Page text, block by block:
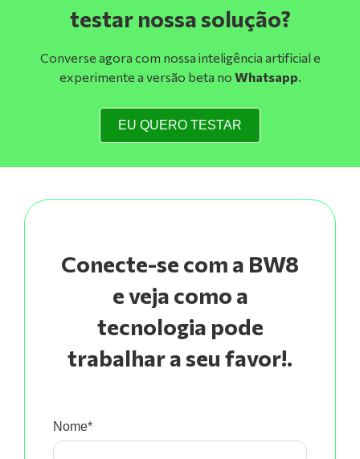
testar nossa solução?
Converse agora com nossa inteligência artificial e
experimente a versão beta no Whatsapp.
EU QUERO TESTAR
Conecte-se com a BW8
e veja como a
tecnologia pode
trabalhar a seu favor!.
Nome*